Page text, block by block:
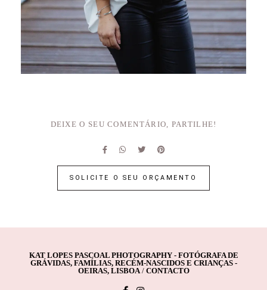
DEIXE O SEU COMENTÁRIO, PARTILHE!
SOLICITE O SEU ORÇAMENTO
KAT LOPES PASCOAL PHOTOGRAPHY - FOTÓGRAFA DE
GRÁVIDAS, FAMÍLIAS, RECÉM-NASCIDOS E CRIANÇAS -
OEIRAS, LISBOA/ CONTACTO